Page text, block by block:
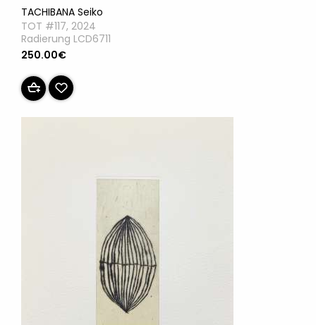
TACHIBANA Seiko
TOT #117, 2024
Radierung LCD6711
250.00€